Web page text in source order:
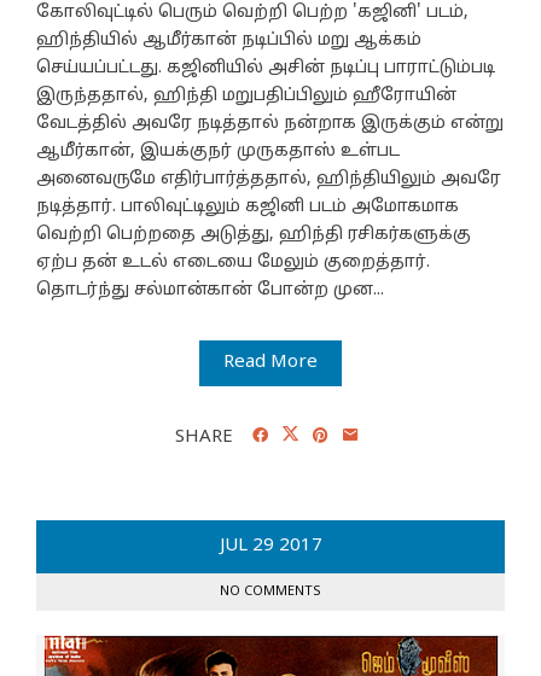
கோலிவுட்டில் பெரும் வெற்றி பெற்ற 'கஜினி' படம்,
ஹிந்தியில் ஆமீர்கான் நடிப்பில் மறு ஆக்கம்
செய்யப்பட்டது. கஜினியில் அசின் நடிப்பு பாராட்டும்படி
இருந்ததால், ஹிந்தி மறுபதிப்பிலும் ஹீரோயின்
வேடத்தில் அவரே நடித்தால் நன்றாக இருக்கும் என்று
ஆமீர்கான், இயக்குநர் முருகதாஸ் உள்பட
அனைவருமே எதிர்பார்த்ததால், ஹிந்தியிலும் அவரே
நடித்தார். பாலிவுட்டிலும் கஜினி படம் அமோகமாக
வெற்றி பெற்றதை அடுத்து, ஹிந்தி ரசிகர்களுக்கு
ஏற்ப தன் உடல் எடையை மேலும் குறைத்தார்.
தொடர்ந்து சல்மான்கான் போன்ற முன...
Read More
SHARE
JUL 29 2017
NO COMMENTS